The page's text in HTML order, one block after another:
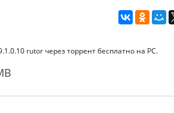
rutor через торрент бесплатно на PC.